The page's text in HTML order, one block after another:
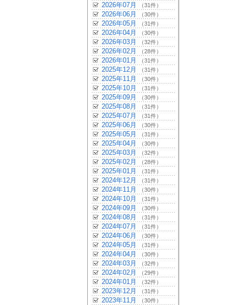
2026年07月 （31件）
2026年06月 （30件）
2026年05月 （31件）
2026年04月 （30件）
2026年03月 （32件）
2026年02月 （28件）
2026年01月 （31件）
2025年12月 （31件）
2025年11月 （30件）
2025年10月 （31件）
2025年09月 （30件）
2025年08月 （31件）
2025年07月 （31件）
2025年06月 （30件）
2025年05月 （31件）
2025年04月 （30件）
2025年03月 （32件）
2025年02月 （28件）
2025年01月 （31件）
2024年12月 （31件）
2024年11月 （30件）
2024年10月 （31件）
2024年09月 （30件）
2024年08月 （31件）
2024年07月 （31件）
2024年06月 （30件）
2024年05月 （31件）
2024年04月 （30件）
2024年03月 （32件）
2024年02月 （29件）
2024年01月 （32件）
2023年12月 （31件）
2023年11月 （30件）